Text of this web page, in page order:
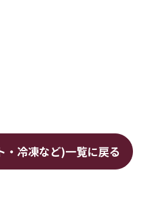
・冷凍など)一覧に戻る